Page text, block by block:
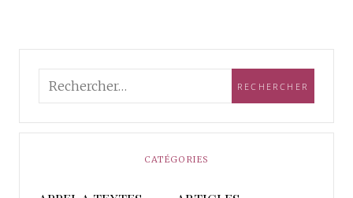
CATÉGORIES